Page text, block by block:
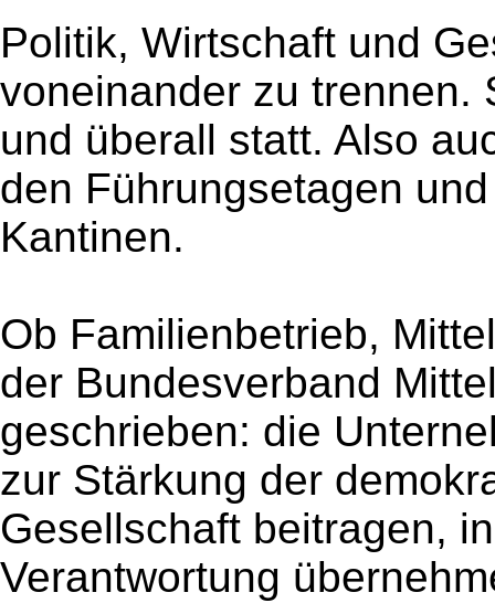
Politik, Wirtschaft und
voneinander zu trennen.
und überall statt. Also
den Führungsetagen
Kantinen.
Ob Familienbetrieb,
der Bundesverband
geschrieben: die
zur Stärkung der
Gesellschaft beitragen,
Verantwortung